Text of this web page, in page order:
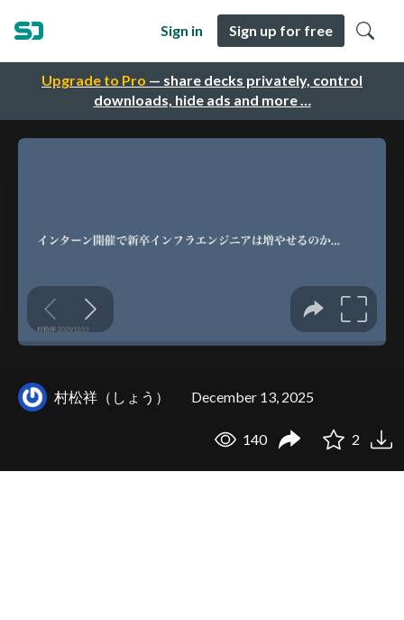
Upgrade to Pro — share decks privately, control
downloads, hide ads and more …
Sign in Sign up for free
村松祥（しょう） December 13, 2025
140 2